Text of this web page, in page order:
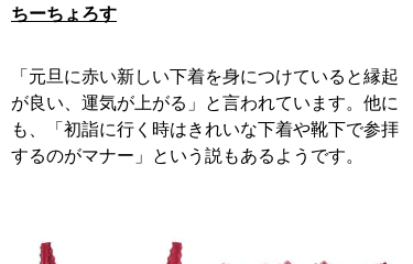
ちーちょろす
「元旦に赤い新しい下着を身につけていると縁起
が良い、運気が上がる」と言われています。他に
も、「初詣に行く時はきれいな下着や靴下で参拝
するのがマナー」という説もあるようです。